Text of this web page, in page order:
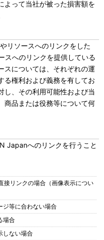
よって当社が被った損害額を
リソースへのリンクをした
スへのリンクを提供している
スについては、それぞれの運
る権利および義務を有してお
し、その利用可能性および当
商品または役務等について何
Japanへのリンクを行うこと
接リンクの場合（画像表示につい
ジ等に合わない場合
場合
しない場合